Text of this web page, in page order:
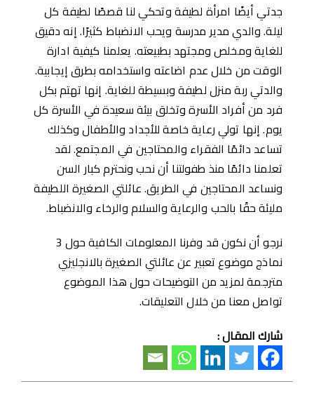
جدتي أيضًا امرأة لطيفة وتحكي لنا قصصًا لطيفة كل
ليلة. والدي مدير مدرسة ويحب الانضباط كثيرًا. إنه دقيق
للغاية ومخلص ومجتهد بطبيعته. يعلمنا كيفية ادارة
الوقت من خلال عدم اضاعته واستخدامه بطرق إيجابية.
والدتي ربة منزل لطيفة وبسيطة للغاية. إنها تهتم بكل
فرد من أفراد الأسرة وتخلق بيئة سعيدة في الأسرة كل
يوم. إنها تولي رعاية خاصة للأجداد والأطفال وكذلك
تساعد دائمًا الفقراء والمحتاجين في المجتمع. لقد
تعلمنا دائمًا منذ طفولتنا أن نحب ونحترم كبار السن
ونساعد المحتاجين في الطريق. عائلتي الصغيرة اللطيفة
مليئة حقًا بالحب والرعاية والسلام والرخاء والانضباط.
نرجو أن نكون قد وفرنا المعلومات الكافية حول 3
نماذج موضوع تعبير عن عائلتي الصغيرة بالانجليزي
مترجمة لمزيد من التوضيحات حول هذا الموضوع
تواصل معنا من خلال التعليقات.
شارك المقال :